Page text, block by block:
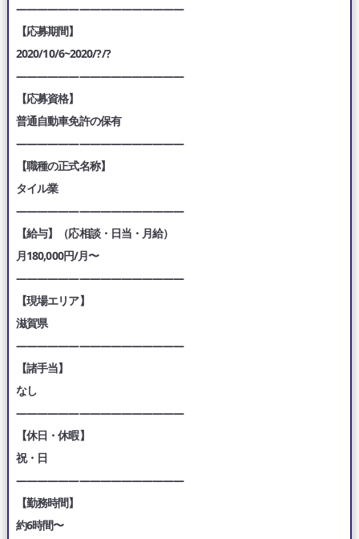
————————————————
【応募期間】
2020/10/6~2020/?/?
————————————————
【応募資格】
普通自動車免許の保有
————————————————
【職種の正式名称】
タイル業
————————————————
【給与】（応相談・日当・月給）
月180,000円/月〜
————————————————
【現場エリア】
滋賀県
————————————————
【諸手当】
なし
————————————————
【休日・休暇】
祝・日
————————————————
【勤務時間】
約6時間〜